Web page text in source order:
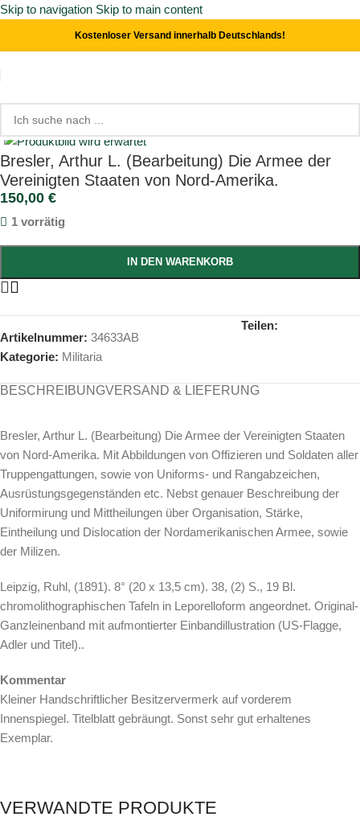
Skip to navigation Skip to main content
Kostenloser Versand innerhalb Deutschlands!
Start/ Militaria
Click to enlarge
Bresler, Arthur L. (Bearbeitung) Die Armee der
Vereinigten Staaten von Nord-Amerika.
150,00 €
1 vorrätig
IN DEN WARENKORB
Artikelnummer: 34633AB
Kategorie: Militaria
Teilen:
BESCHREIBUNGVERSAND & LIEFERUNG
Bresler, Arthur L. (Bearbeitung) Die Armee der Vereinigten Staaten
von Nord-Amerika. Mit Abbildungen von Offizieren und Soldaten aller
Truppengattungen, sowie von Uniforms- und Rangabzeichen,
Ausrüstungsgegenständen etc. Nebst genauer Beschreibung der
Uniformirung und Mittheilungen über Organisation, Stärke,
Eintheilung und Dislocation der Nordamerikanischen Armee, sowie
der Milizen.
Leipzig, Ruhl, (1891). 8° (20 x 13,5 cm). 38, (2) S., 19 Bl.
chromolithographischen Tafeln in Leporelloform angeordnet. Original-
Ganzleinenband mit aufmontierter Einbandillustration (US-Flagge,
Adler und Titel)..
Kommentar
Kleiner Handschriftlicher Besitzervermerk auf vorderem
Innenspiegel. Titelblatt gebräungt. Sonst sehr gut erhaltenes
Exemplar.
VERWANDTE PRODUKTE